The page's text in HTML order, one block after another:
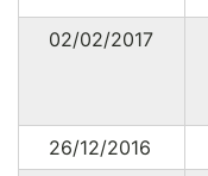
02/02/2017
26/12/2016